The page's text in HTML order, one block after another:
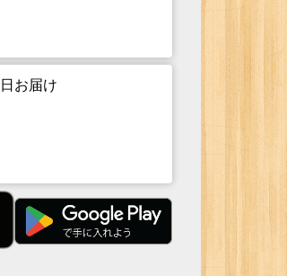
お届け